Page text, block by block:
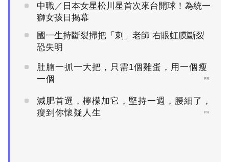
中職／日本女星松川星首次來台開球！為統一
獅女孩日揭幕
國一生持斷裂掃把「刺」老師 右眼虹膜斷裂
恐失明
肚腩一抓一大把，只需1個雞蛋，用一個瘦
一個
PR
減肥首選，檸檬加它，堅持一週，腰細了，
瘦到你懷疑人生
PR